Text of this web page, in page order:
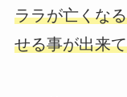
ララが亡くな
せる事が出来